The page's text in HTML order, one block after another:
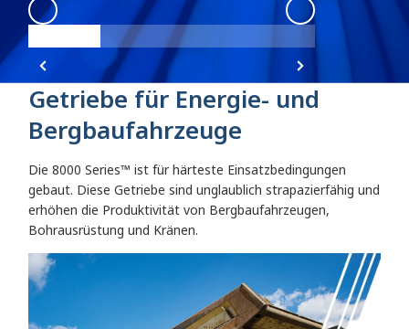
8000 Series 8000 Series Angle 1 8000 Series
Getriebe für Energie- und
Bergbaufahrzeuge
Die 8000 Series™ ist für härteste Einsatzbedingungen
gebaut. Diese Getriebe sind unglaublich strapazierfähig und
erhöhen die Produktivität von Bergbaufahrzeugen,
Bohrausrüstung und Kränen.